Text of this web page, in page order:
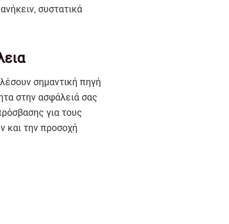
συστατικά
σημαντική πηγή
στην ασφάλειά σας
για τους
και την προσοχή